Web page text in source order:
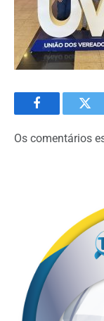
Facebook
Os comentários